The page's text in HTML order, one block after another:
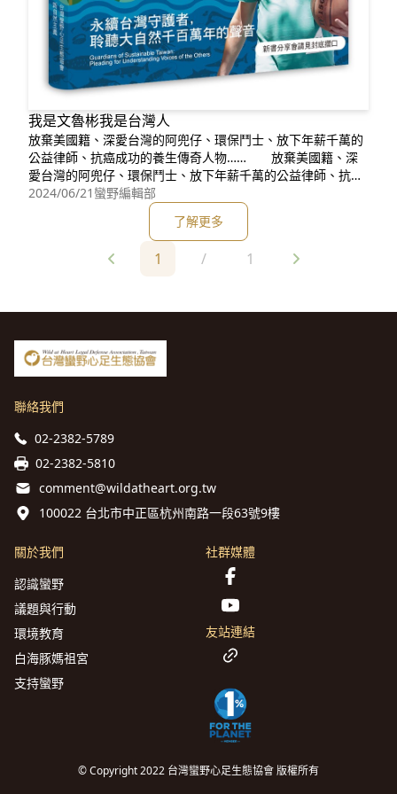
我是文魯彬我是台灣人
放棄美國籍、深愛台灣的阿兜仔、環保鬥士、放下年薪千萬的
公益律師、抗癌成功的養生傳奇人物…… 放棄美國籍、深
愛台灣的阿兜仔、環保鬥士、放下年薪千萬的公益律師、抗癌
成功的養生傳奇人物……，的確，這都是媒體報導過的文魯
彬，而這本書更能讓您完整認識如此多面向的文魯彬，他那處
於人生轉折時的所思所想、親身見證台灣環境的美麗與哀愁，
以及非比尋常且源源不絕
2024/06/21 蠻野編輯部
了解更多
1 / 1
聯絡我們
02-2382-5789
02-2382-5810
comment@wildatheart.org.tw
100022 台北市中正區杭州南路一段63號9樓
關於我們
認識蠻野
議題與行動
環境教育
白海豚媽祖宮
支持蠻野
社群媒體
友站連結
© Copyright 2022 台灣蠻野心足生態協會 版權所有